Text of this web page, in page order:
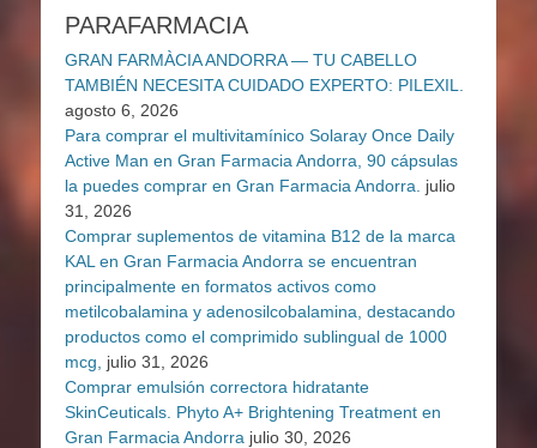
PARAFARMACIA
GRAN FARMÀCIA ANDORRA — TU CABELLO
TAMBIÉN NECESITA CUIDADO EXPERTO: PILEXIL.
agosto 6, 2026
Para comprar el multivitamínico Solaray Once Daily
Active Man en Gran Farmacia Andorra, 90 cápsulas
la puedes comprar en Gran Farmacia Andorra.
julio
31, 2026
Comprar suplementos de vitamina B12 de la marca
KAL en Gran Farmacia Andorra se encuentran
principalmente en formatos activos como
metilcobalamina y adenosilcobalamina, destacando
productos como el comprimido sublingual de 1000
mcg,
julio 31, 2026
Comprar emulsión correctora hidratante
SkinCeuticals. Phyto A+ Brightening Treatment en
Gran Farmacia Andorra julio 30, 2026